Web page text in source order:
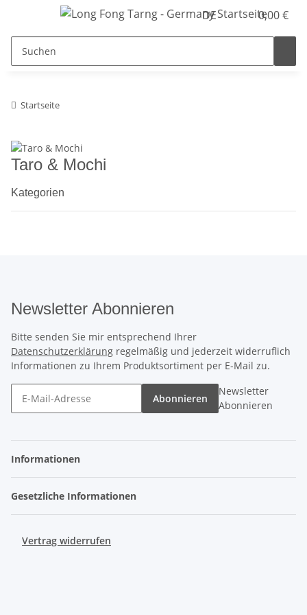
DE 0,00 €
Startseite
Taro & Mochi
Kategorien
Newsletter Abonnieren
Bitte senden Sie mir entsprechend Ihrer
Datenschutzerklärung regelmäßig und jederzeit widerruflich
Informationen zu Ihrem Produktsortiment per E-Mail zu.
Abonnieren
Newsletter
Abonnieren
Informationen
Gesetzliche Informationen
Vertrag widerrufen